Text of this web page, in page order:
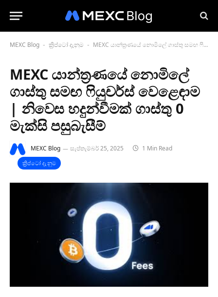
MEXC Blog - ක්‍රිප්ටෝ දැනුම - MEXC යාන්ත්‍රණයේ නොමිලේ ගාස්තු සමඟ ෆියුචර්ස් වෙළෙඳාම | නිවෙස හදුන්වීමක් ගාස්තු 0 මැක්සි පසුබැසීම්
MEXC යාන්ත්‍රණයේ නොමිලේ
ගාස්තු සමඟ ෆියුචර්ස් වෙළෙඳාම
| නිවෙස හදුන්වීමක් ගාස්තු 0
මැක්සි පසුබැසීම්
MEXC Blog සැප්තැම්බර් 25, 2025 1 Min Read
ක්‍රිප්ටෝ දැනුම